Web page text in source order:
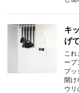
キ
げ
これ
ープ
プッ
開け
ウ